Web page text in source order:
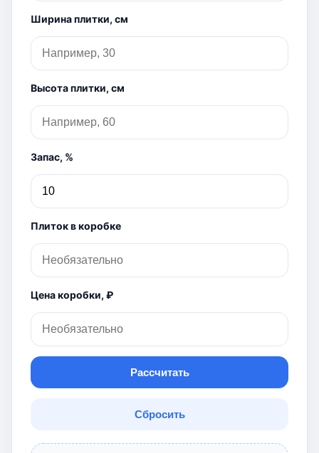
Ширина плитки, см
Высота плитки, см
Запас, %
Плиток в коробке
Цена коробки, ₽
Рассчитать
Сбросить